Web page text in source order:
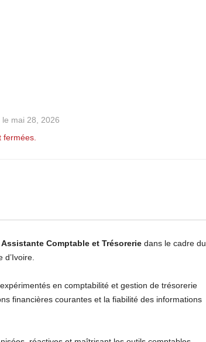
le mai 28, 2026
Assistante Comptable et Trésoreriedans le cadre du
en comptabilité et gestion de trésorerie
financières courantes et la fiabilité des informations